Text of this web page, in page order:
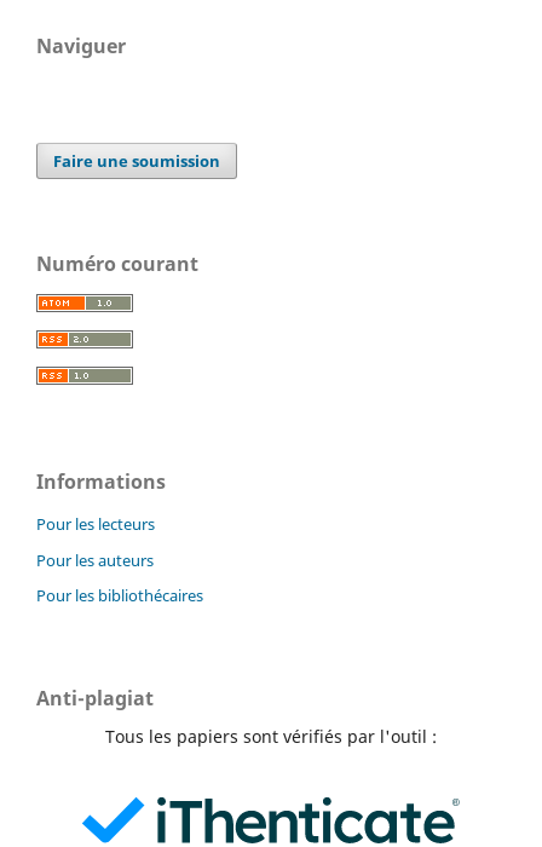
Naviguer
Faire une soumission
Numéro courant
Informations
Pour les lecteurs
Pour les auteurs
Pour les bibliothécaires
Anti-plagiat
Tous les papiers sont vérifiés par l'outil :